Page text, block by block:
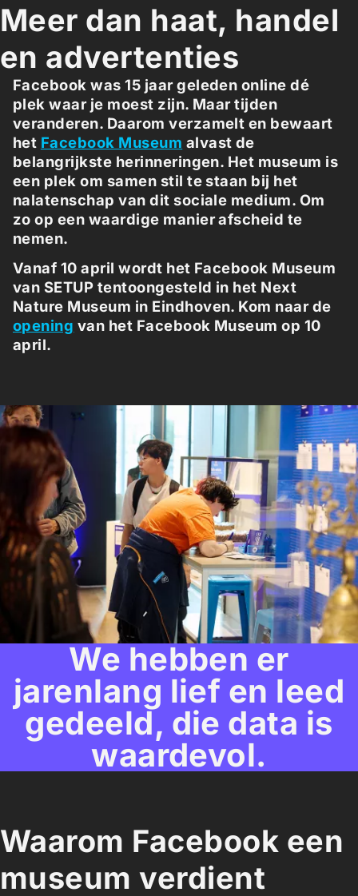
Meer dan haat, handel
en advertenties
Facebook was 15 jaar geleden online dé
plek waar je moest zijn. Maar tijden
veranderen. Daarom verzamelt en bewaart
het Facebook Museum alvast de
belangrijkste herinneringen. Het museum is
een plek om samen stil te staan bij het
nalatenschap van dit sociale medium. Om
zo op een waardige manier afscheid te
nemen.
Vanaf 10 april wordt het Facebook Museum
van SETUP tentoongesteld in het Next
Nature Museum in Eindhoven. Kom naar de
opening van het Facebook Museum op 10
april.
We hebben er
jarenlang lief en leed
gedeeld, die data is
waardevol.
Waarom Facebook een
museum verdient